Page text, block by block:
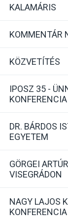
KALAMÁRIS
KOMMENTÁR
KÖZVETÍTÉS
IPOSZ 35 -
KONFERENCIA
DR. BÁRDOS
EGYETEM
GÖRGEI
VISEGRÁDON
NAGY LAJOS
KONFERENCIA